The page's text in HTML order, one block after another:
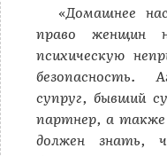
«Домашнее
право женщин
психическую
безопасность.
супруг, бывший
партнер, а также
должен знать,